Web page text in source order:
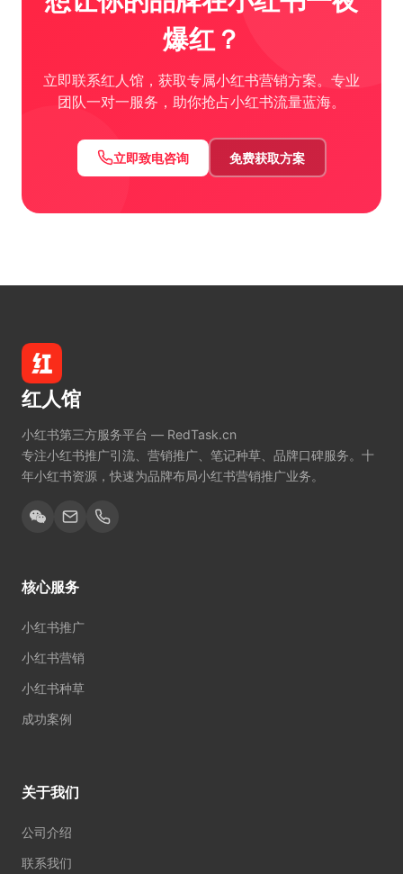
爆红？
立即联系红人馆，获取专属小红书营销方案。专业
团队一对一服务，助你抢占小红书流量蓝海。
立即致电咨询 免费获取方案
红人馆
小红书第三方服务平台 — RedTask.cn
专注小红书推广引流、营销推广、笔记种草、品牌口碑服务。十
年小红书资源，快速为品牌布局小红书营销推广业务。
核心服务
小红书推广
小红书营销
小红书种草
成功案例
关于我们
公司介绍
联系我们